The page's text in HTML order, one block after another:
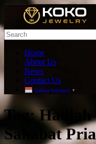
Home
About Us
News
Contact Us
Bahasa Indonesia ▼
T ag:
Sahabat